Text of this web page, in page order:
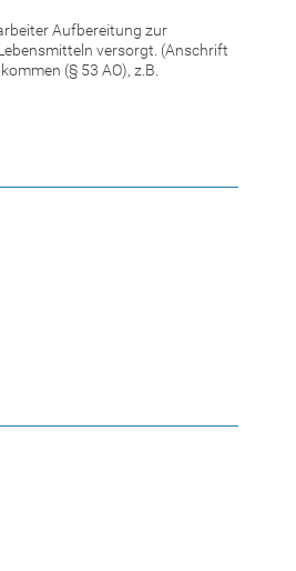
Aufbereitung zur
versorgt. (Anschrift
(§ 53 AO), z.B.